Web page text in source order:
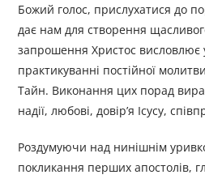
Божий голос, прислухатися до
дає нам для створення
запрошення Христос висловлює
практикуванні постійної
Тайн. Виконання цих порад
надії, любові, довір’я Ісусу,
Роздумуючи над нинішнім
покликання перших апостолів,